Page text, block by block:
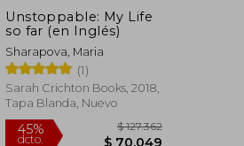
Unstoppable: My Life
so far (en Inglés)
Sharapova, Maria
(1)
Sarah Crichton Books, 2018,
Tapa Blanda, Nuevo